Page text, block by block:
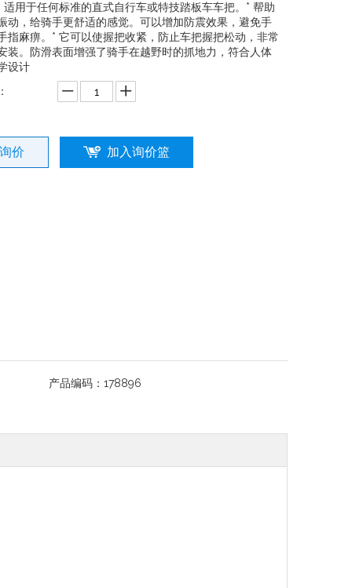
适用于任何标准的直式自行车或特技踏板车车把。* 帮助
动，给骑手更舒适的感觉。可以增加防震效果，避免手
指麻痹。* 它可以使握把收紧，防止车把握把松动，非常
装。防滑表面增强了骑手在越野时的抓地力，符合人体
设计
询价 加入询价篮
产品编码： 178896